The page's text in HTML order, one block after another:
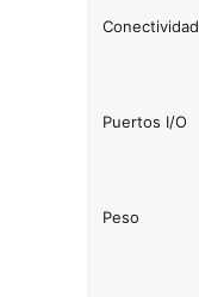
Conectividad
Puertos I/O
Peso